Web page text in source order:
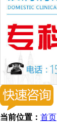
当前位置： 首页